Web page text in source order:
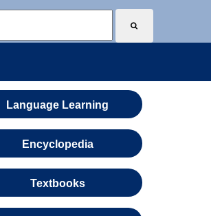
Language Learning
Encyclopedia
Textbooks